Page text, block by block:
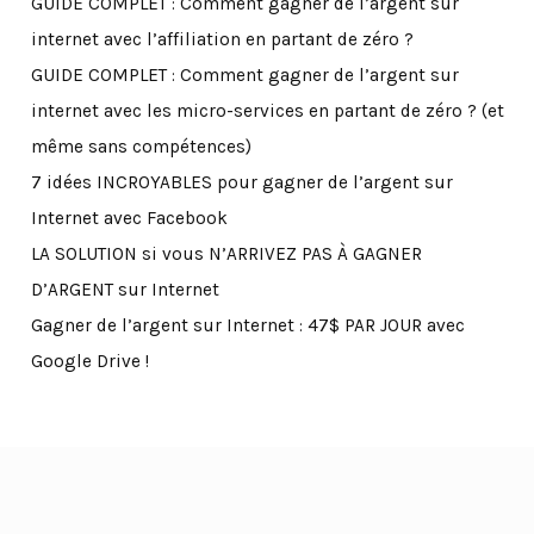
internet avec l’affiliation en partant de zéro ?
GUIDE COMPLET : Comment gagner de l’argent sur
internet avec les micro-services en partant de zéro ? (et
même sans compétences)
7 idées INCROYABLES pour gagner de l’argent sur
Internet avec Facebook
LA SOLUTION si vous N’ARRIVEZ PAS À GAGNER
D’ARGENT sur Internet
Gagner de l’argent sur Internet : 47$ PAR JOUR avec
Google Drive !